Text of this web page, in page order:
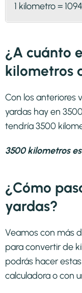
1 kilometro =
¿A cuánto
kilometros
Con los anteriores
yardas hay en
tendría 3500
3500 kilometros
¿Cómo
yardas?
Veamos con más
para convertir de
podrás hacer
calculadora o con